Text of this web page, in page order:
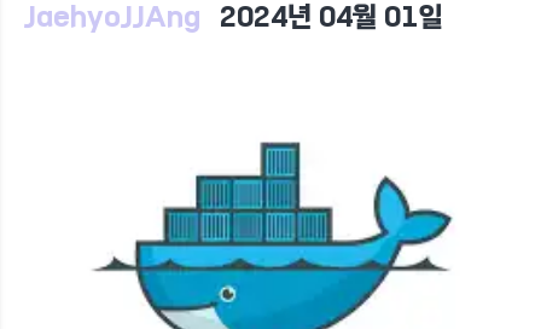
JaehyoJJAng 2024년 04월 01일